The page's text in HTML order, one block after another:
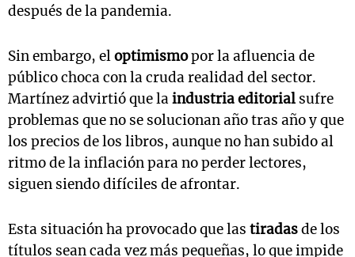
después de la pandemia.
Sin embargo, eloptimismopor la afluencia de
público choca con la cruda realidad del sector.
Martínez advirtió que laindustria editorial sufre
problemas que no se solucionan año tras año y que
los precios de los libros, aunque no han subido al
ritmo de la inflación para no perder lectores,
siguen siendo difíciles de afrontar.
Esta situación ha provocado que las tiradasde los
títulos sean cada vez más pequeñas, lo que impide